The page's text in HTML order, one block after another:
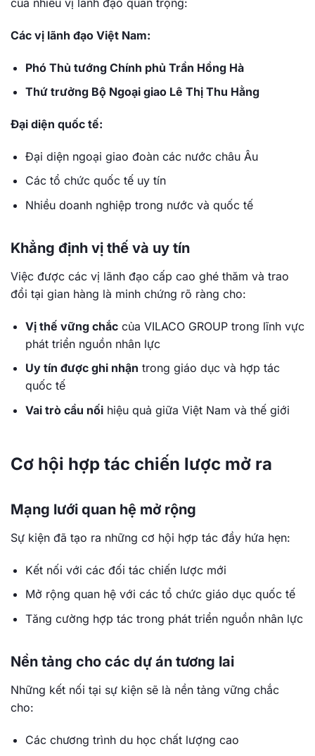
của nhiều vị lãnh đạo quan trọng:
Các vị lãnh đạo Việt Nam:
Phó Thủ tướng Chính phủ Trần Hồng Hà
Thứ trưởng Bộ Ngoại giao Lê Thị Thu Hằng
Đại diện quốc tế:
Đại diện ngoại giao đoàn các nước châu Âu
Các tổ chức quốc tế uy tín
Nhiều doanh nghiệp trong nước và quốc tế
Khẳng định vị thế và uy tín
Việc được các vị lãnh đạo cấp cao ghé thăm và trao
đổi tại gian hàng là minh chứng rõ ràng cho:
Vị thế vững chắccủa VILACO GROUP trong lĩnh vực
phát triển nguồn nhân lực
Uy tín được ghi nhận trong giáo dục và hợp tác
quốc tế
Vai trò cầu nốihiệu quả giữa Việt Nam và thế giới
Cơ hội hợp tác chiến lược mở ra
Mạng lưới quan hệ mở rộng
Sự kiện đã tạo ra những cơ hội hợp tác đầy hứa hẹn:
Kết nối với các đối tác chiến lược mới
Mở rộng quan hệ với các tổ chức giáo dục quốc tế
Tăng cường hợp tác trong phát triển nguồn nhân lực
Nền tảng cho các dự án tương lai
Những kết nối tại sự kiện sẽ là nền tảng vững chắc
cho:
Các chương trình du học chất lượng cao